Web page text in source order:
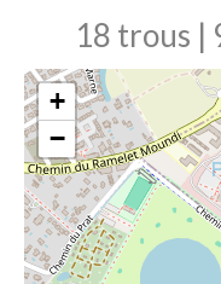
18 trous |
+
−